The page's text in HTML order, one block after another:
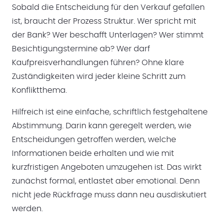
Sobald die Entscheidung für den Verkauf gefallen
ist, braucht der Prozess Struktur. Wer spricht mit
der Bank? Wer beschafft Unterlagen? Wer stimmt
Besichtigungstermine ab? Wer darf
Kaufpreisverhandlungen führen? Ohne klare
Zuständigkeiten wird jeder kleine Schritt zum
Konfliktthema.
Hilfreich ist eine einfache, schriftlich festgehaltene
Abstimmung. Darin kann geregelt werden, wie
Entscheidungen getroffen werden, welche
Informationen beide erhalten und wie mit
kurzfristigen Angeboten umzugehen ist. Das wirkt
zunächst formal, entlastet aber emotional. Denn
nicht jede Rückfrage muss dann neu ausdiskutiert
werden.